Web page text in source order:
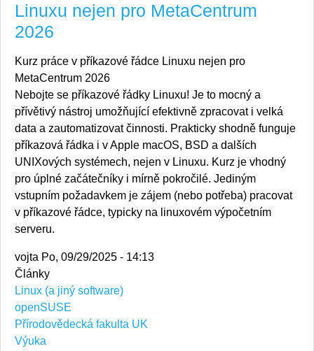
Linuxu nejen pro MetaCentrum
2026
Kurz práce v příkazové řádce Linuxu nejen pro
MetaCentrum 2026
Nebojte se příkazové řádky Linuxu! Je to mocný a
přívětivý nástroj umožňující efektivně zpracovat i velká
data a zautomatizovat činnosti. Prakticky shodně funguje
příkazová řádka i v Apple macOS, BSD a dalších
UNIXových systémech, nejen v Linuxu. Kurz je vhodný
pro úplné začátečníky i mírně pokročilé. Jediným
vstupním požadavkem je zájem (nebo potřeba) pracovat
v příkazové řádce, typicky na linuxovém výpočetním
serveru.
vojta Po, 09/29/2025 - 14:13
Články
Linux (a jiný software)
openSUSE
Přírodovědecká fakulta UK
Výuka